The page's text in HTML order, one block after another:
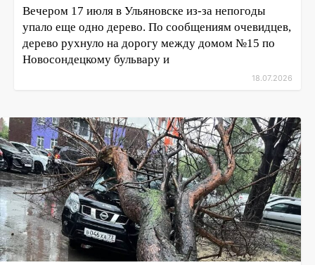
Вечером 17 июля в Ульяновске из-за непогоды
упало еще одно дерево. По сообщениям очевидцев,
дерево рухнуло на дорогу между домом №15 по
Новосондецкому бульвару и
18.07.2026